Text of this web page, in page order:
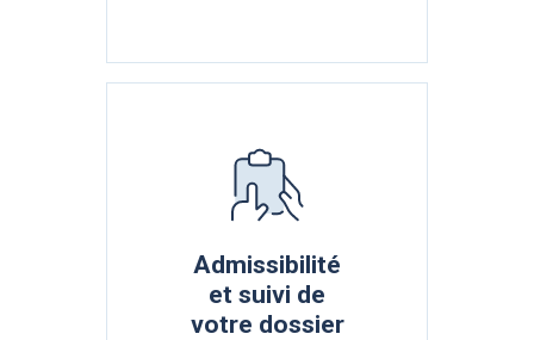
Admissibilité
et suivi de
votre dossier